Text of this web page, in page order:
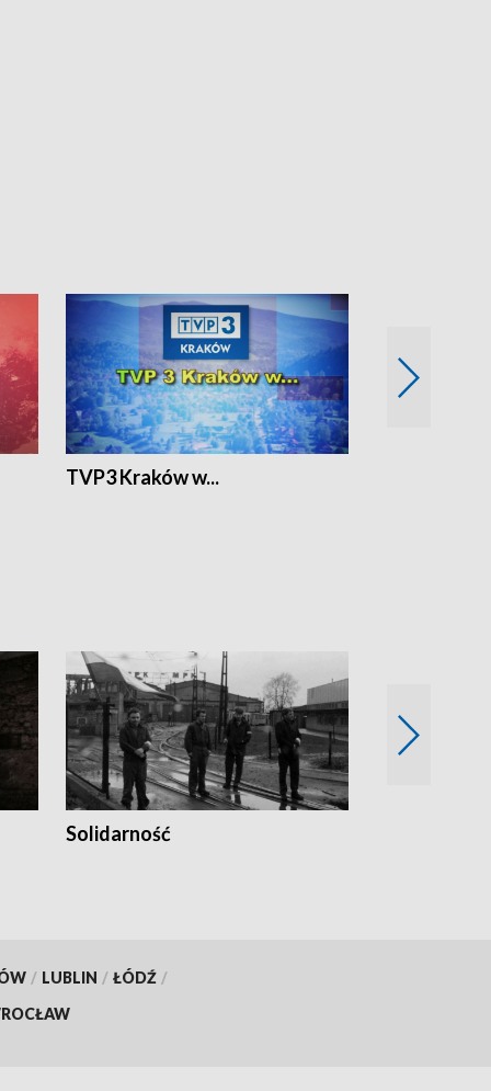
TVP3 Kraków w...
Solidarność
/ LUBLIN / ŁÓDŹ /